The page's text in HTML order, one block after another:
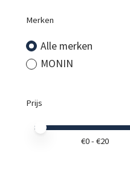
Merken
Alle merken
MONIN
Prijs
Minimale prijswaarde
Price maximum value
€0- €20